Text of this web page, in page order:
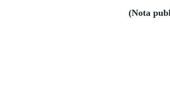
(Nota